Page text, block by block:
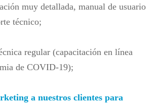
muy detallada, manual de usuario
técnico;
regular (capacitación en línea
de COVID-19);
a nuestros clientes para